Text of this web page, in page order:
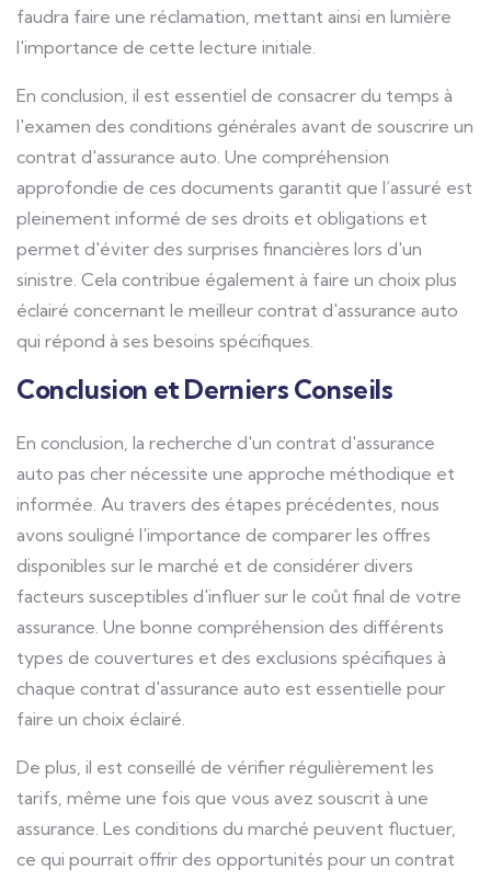
faudra faire une réclamation, mettant ainsi en lumière
l'importance de cette lecture initiale.
En conclusion, il est essentiel de consacrer du temps à
l'examen des conditions générales avant de souscrire un
contrat d'assurance auto. Une compréhension
approfondie de ces documents garantit que l’assuré est
pleinement informé de ses droits et obligations et
permet d'éviter des surprises financières lors d'un
sinistre. Cela contribue également à faire un choix plus
éclairé concernant le meilleur contrat d'assurance auto
qui répond à ses besoins spécifiques.
Conclusion et Derniers Conseils
En conclusion, la recherche d'un contrat d'assurance
auto pas cher nécessite une approche méthodique et
informée. Au travers des étapes précédentes, nous
avons souligné l'importance de comparer les offres
disponibles sur le marché et de considérer divers
facteurs susceptibles d'influer sur le coût final de votre
assurance. Une bonne compréhension des différents
types de couvertures et des exclusions spécifiques à
chaque contrat d'assurance auto est essentielle pour
faire un choix éclairé.
De plus, il est conseillé de vérifier régulièrement les
tarifs, même une fois que vous avez souscrit à une
assurance. Les conditions du marché peuvent fluctuer,
ce qui pourrait offrir des opportunités pour un contrat